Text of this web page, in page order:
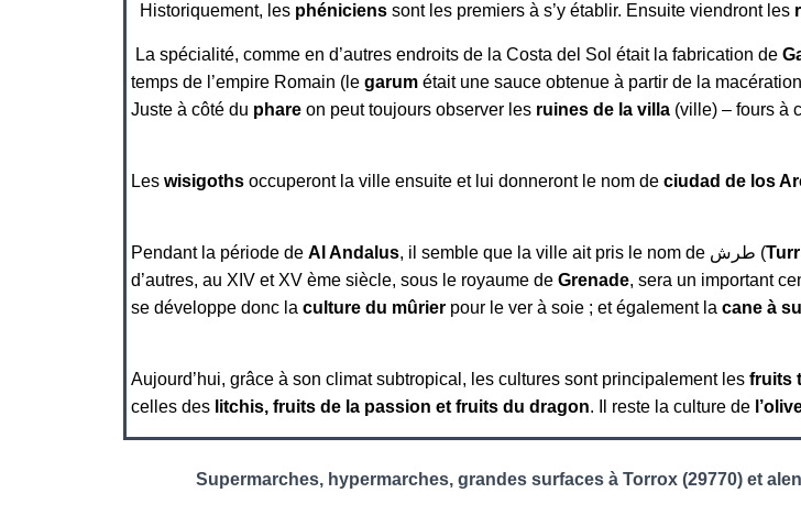
Historiquement, les phéniciens sont les premiers à s’y établir. Ensuite viendront les
La spécialité, comme en d’autres endroits de la Costa del Sol était la fabrication de
temps de l’empire Romain (le garum était une sauce obtenue à partir de la
Juste à côté du phare on peut toujours observer les ruines de la villa (ville) – fours à
Les wisigoths occuperont la ville ensuite et lui donneront le nom de ciudad de los
Pendant la période de Al Andalus , il semble que la ville ait pris le nom de طرش (
d’autres, au XIV et XV ème siècle, sous le royaume de Grenade, sera un important
se développe donc la culture du mûrier pour le ver à soie ; et également la cane à
Aujourd’hui, grâce à son climat subtropical, les cultures sont principalement les fruits
celles des litchis, fruits de la passion et fruits du dragon. Il reste la culture de
Supermarches, hypermarches, grandes surfaces à Torrox(29770) et